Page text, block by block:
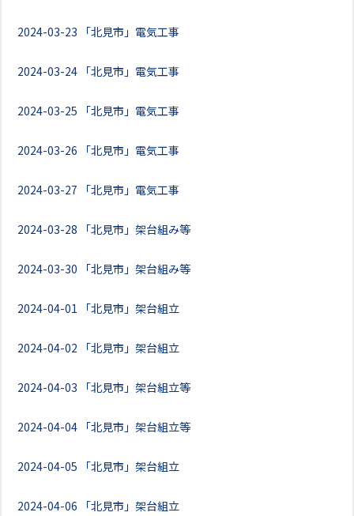
2024-03-23 「北見市」電気工事
2024-03-24 「北見市」電気工事
2024-03-25 「北見市」電気工事
2024-03-26 「北見市」電気工事
2024-03-27 「北見市」電気工事
2024-03-28 「北見市」架台組み等
2024-03-30 「北見市」架台組み等
2024-04-01 「北見市」架台組立
2024-04-02 「北見市」架台組立
2024-04-03 「北見市」架台組立等
2024-04-04 「北見市」架台組立等
2024-04-05 「北見市」架台組立
2024-04-06 「北見市」架台組立